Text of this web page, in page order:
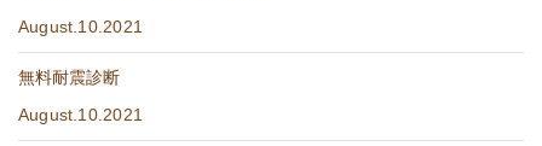
August.10.2021
無料耐震診断
August.10.2021